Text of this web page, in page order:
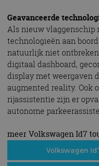
Geavanceerde
Als nieuw vlaggenschip
technologieën aan
natuurlijk niet
digitaal dashboard,
display met weergaven
augmented reality. Ook
rijassistentie zijn er
autonome
meer Volkswagen Id7
Volkswagen